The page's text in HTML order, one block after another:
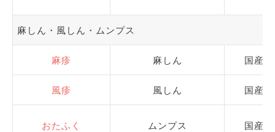
麻しん・風しん・ムンプス
麻疹 麻しん 国産
風疹 風しん 国産
おたふく ムンプス 国産